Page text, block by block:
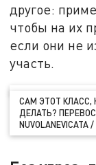
другое:
чтобы на их
если они не
участь.
САМ ЭТОТ КЛАСС,
ДЕЛАТЬ?
NUVOLANEVICATA